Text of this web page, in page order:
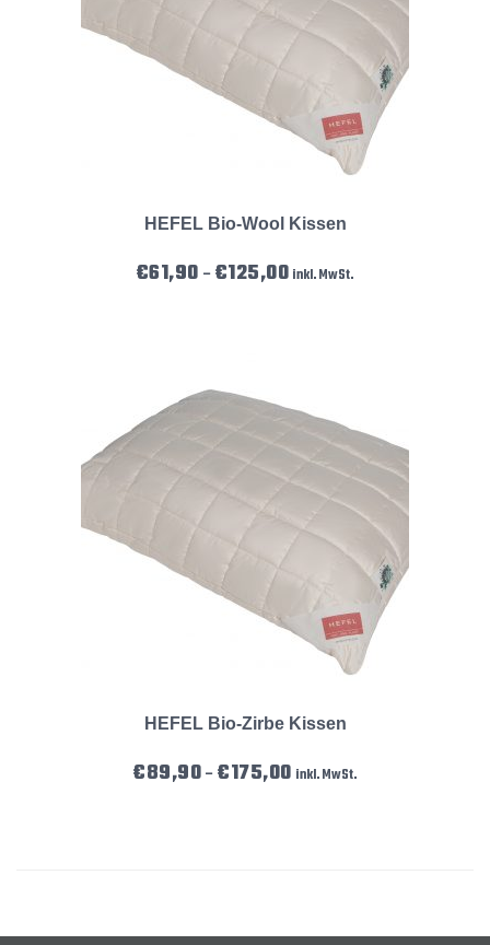
HEFEL Bio-Wool Kissen
€61,90 –€125,00Preisspanne: €61,90 bis
inkl. MwSt.
HEFEL Bio-Zirbe Kissen
€89,90–€175,00Preisspanne: €89,90 bis
inkl. MwSt.